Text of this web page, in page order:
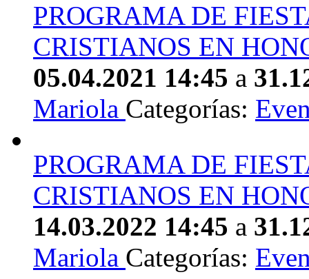
PROGRAMA DE
CRISTIANOS EN
05.04.2021 14:45 a
Mariola Categorías:
PROGRAMA DE
CRISTIANOS EN
14.03.2022 14:45 a
Mariola Categorías: